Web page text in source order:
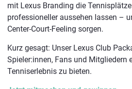
mit Lexus Branding die
professioneller aussehen lassen –
Center-Court-Feeling sorgen.
Kurz gesagt: Unser Lexus Club
Spieler:innen, Fans und Mitgliedern
Tenniserlebnis zu bieten.